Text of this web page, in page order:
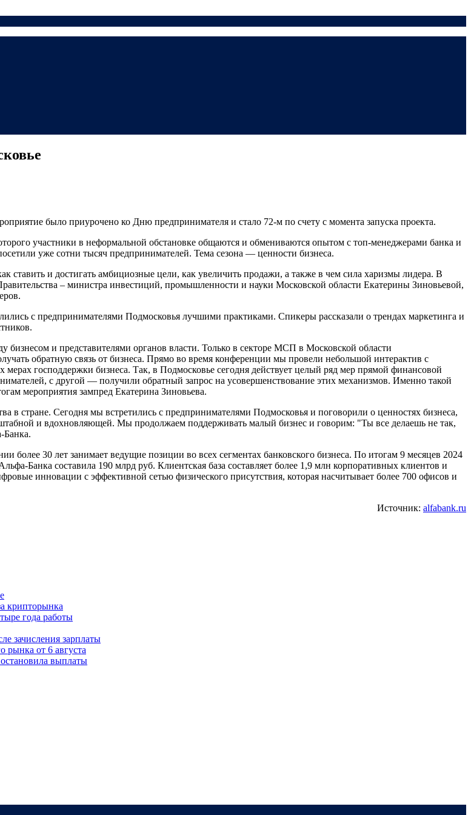
было приурочено ко Дню предпринимателя и стало 72-м по счету с момента запуска проекта.
участники в неформальной обстановке общаются и обмениваются опытом с топ-менеджерами банка и
уже сотни тысяч предпринимателей. Тема сезона — ценности бизнеса.
ставить и достигать амбициозные цели, как увеличить продажи, а также в чем сила харизмы лидера. В
– министра инвестиций, промышленности и науки Московской области Екатерины Зиновьевой,
с предпринимателями Подмосковья лучшими практиками. Спикеры рассказали о трендах маркетинга и
и представителями органов власти. Только в секторе МСП в Московской области
обратную связь от бизнеса. Прямо во время конференции мы провели небольшой интерактив с
господдержки бизнеса. Так, в Подмосковье сегодня действует целый ряд мер прямой финансовой
с другой — получили обратный запрос на усовершенствование этих механизмов. Именно такой
мероприятия зампред Екатерина Зиновьева.
в стране. Сегодня мы встретились с предпринимателями Подмосковья и поговорили о ценностях бизнеса,
и вдохновляющей. Мы продолжаем поддерживать малый бизнес и говорим: "Ты все делаешь не так,
Банка.
30 лет занимает ведущие позиции во всех сегментах банковского бизнеса. По итогам 9 месяцев 2024
Банка составила 190 млрд руб. Клиентская база составляет более 1,9 млн корпоративных клиентов и
инновации с эффективной сетью физического присутствия, которая насчитывает более 700 офисов и
Источник: alfabank.ru
крипторынка
года работы
зачисления зарплаты
рынка от 6 августа
выплаты